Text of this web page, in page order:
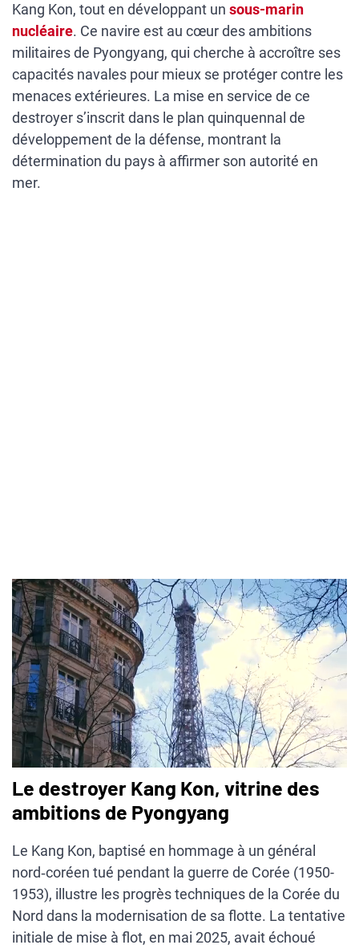
Kang Kon, tout en développant un sous-marin
nucléaire. Ce navire est au cœur des ambitions
militaires de Pyongyang, qui cherche à accroître ses
capacités navales pour mieux se protéger contre les
menaces extérieures. La mise en service de ce
destroyer s’inscrit dans le plan quinquennal de
développement de la défense, montrant la
détermination du pays à affirmer son autorité en
mer.
Le destroyer Kang Kon, vitrine des
ambitions de Pyongyang
Le Kang Kon, baptisé en hommage à un général
nord‑coréen tué pendant la guerre de Corée (1950-
1953), illustre les progrès techniques de la Corée du
Nord dans la modernisation de sa flotte. La tentative
initiale de mise à flot, en mai 2025, avait échoué